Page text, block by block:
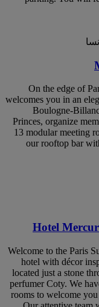
On the edge of
welcomes you in an
Boulogne-
Princes, organize
13 modular meeting
our rooftop bar
Hotel
Welcome to the Paris
hotel with décor
located just a stone
perfumer Coty. We
rooms to welcome